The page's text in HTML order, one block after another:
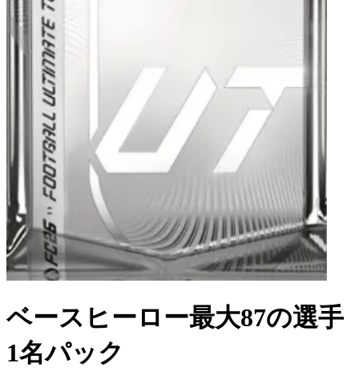
ベースヒーロー最大87の選手
1名パック